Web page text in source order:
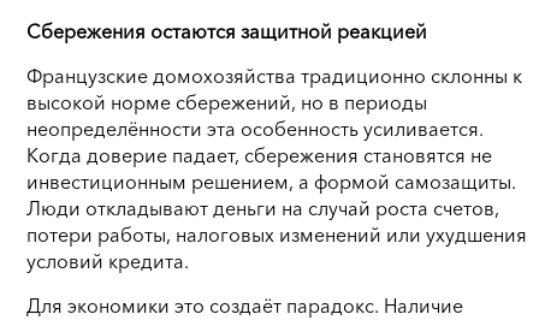
Сбережения остаются защитной реакцией
Французские домохозяйства традиционно склонны к
высокой норме сбережений, но в периоды
неопределённости эта особенность усиливается.
Когда доверие падает, сбережения становятся не
инвестиционным решением, а формой самозащиты.
Люди откладывают деньги на случай роста счетов,
потери работы, налоговых изменений или ухудшения
условий кредита.
Для экономики это создаёт парадокс. Наличие